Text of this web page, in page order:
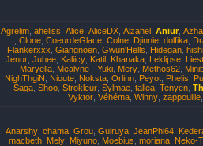
Agrelim, aheliss Alice, AliceDX, Alzahel, Aniur,
Clone CoeurdeGlace Colne Djinnie dolfika
Flankerxxx Giangnoen, Gwun'Hells Hidegan,
Jenur, Jubee, Kaliicy, Katil, Khanaka, Leklipse,
Maryella Mealyne - Yuki Mery Methos62
NighThgiN
Nioute, Noksta, Orlinn, Peyot, Phelis
Saga, Shoo, Strokleur, Sylmae, tallea, Tenyen,
Vyktor, Véhéma, Winny, zappouille,
Anarshy chama Grou Guiruya JeanPhi64
macbeth Mely Miyuno Moebius moriana Neko-